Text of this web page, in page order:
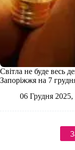
Світла не буде весь
Запоріжжя на 7
06 Грудня 2025,